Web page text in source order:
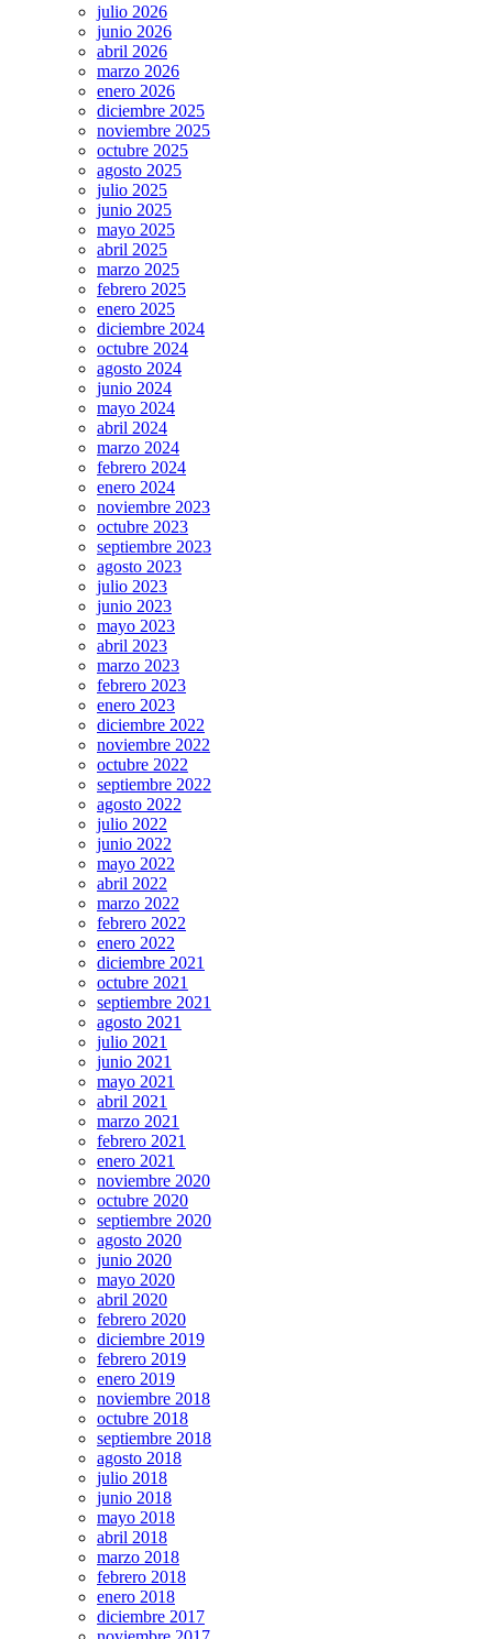
julio 2026
junio 2026
abril 2026
marzo 2026
enero 2026
diciembre 2025
noviembre 2025
octubre 2025
agosto 2025
julio 2025
junio 2025
mayo 2025
abril 2025
marzo 2025
febrero 2025
enero 2025
diciembre 2024
octubre 2024
agosto 2024
junio 2024
mayo 2024
abril 2024
marzo 2024
febrero 2024
enero 2024
noviembre 2023
octubre 2023
septiembre 2023
agosto 2023
julio 2023
junio 2023
mayo 2023
abril 2023
marzo 2023
febrero 2023
enero 2023
diciembre 2022
noviembre 2022
octubre 2022
septiembre 2022
agosto 2022
julio 2022
junio 2022
mayo 2022
abril 2022
marzo 2022
febrero 2022
enero 2022
diciembre 2021
octubre 2021
septiembre 2021
agosto 2021
julio 2021
junio 2021
mayo 2021
abril 2021
marzo 2021
febrero 2021
enero 2021
noviembre 2020
octubre 2020
septiembre 2020
agosto 2020
junio 2020
mayo 2020
abril 2020
febrero 2020
diciembre 2019
febrero 2019
enero 2019
noviembre 2018
octubre 2018
septiembre 2018
agosto 2018
julio 2018
junio 2018
mayo 2018
abril 2018
marzo 2018
febrero 2018
enero 2018
diciembre 2017